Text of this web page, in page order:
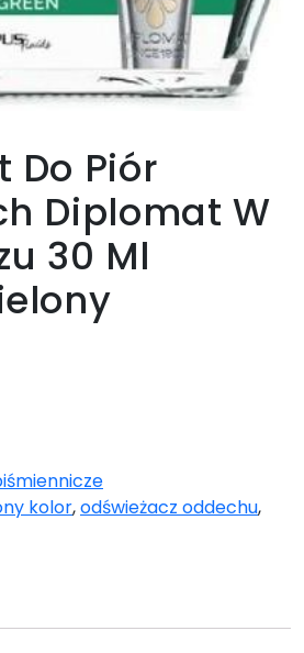
Do Piór
Diplomat W
30 Ml
kolor,odświeżacz oddechu,